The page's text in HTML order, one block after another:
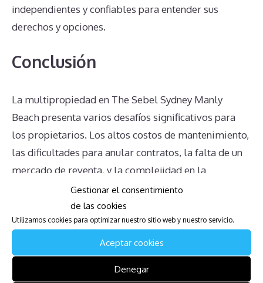
Gestionar el consentimiento
de las cookies
Utilizamos cookies para optimizar nuestro sitio web y nuestro servicio.
Aceptar cookies
Denegar
independientes y confiables para entender sus
derechos y opciones.
Conclusión
La multipropiedad en The Sebel Sydney Manly
Beach presenta varios desafíos significativos para
los propietarios. Los altos costos de mantenimiento,
las dificultades para anular contratos, la falta de un
mercado de reventa, y la complejidad en la
transferencia de propiedades son solo algunos de
los problemas comunes. Además, la incertidumbre
sobre los derechos del propietario y la información
confusa o incorrecta proporcionada por la
administración del complejo agravan aún más la
situación. Es esencial que los propietarios se